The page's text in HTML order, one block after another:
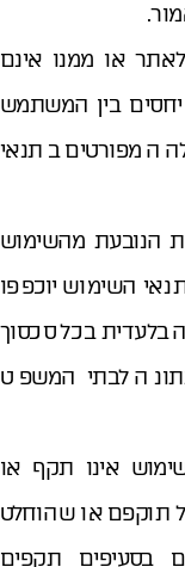
או ממנו אינם
יחסים בין המשתמש
המפורטים בתנאי
הנובעת מהשימוש
השימוש יוכפפו
בכל סכסוך
לבתי המשפט
אינו תקף או
תוקפם או שהוחלט
בסעיפים תקפים